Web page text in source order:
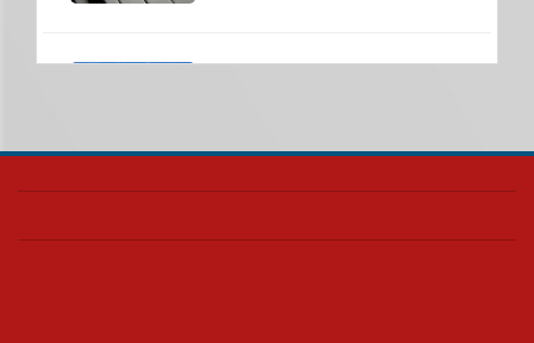
Universidade Mackenzie
das novas tecnologias em